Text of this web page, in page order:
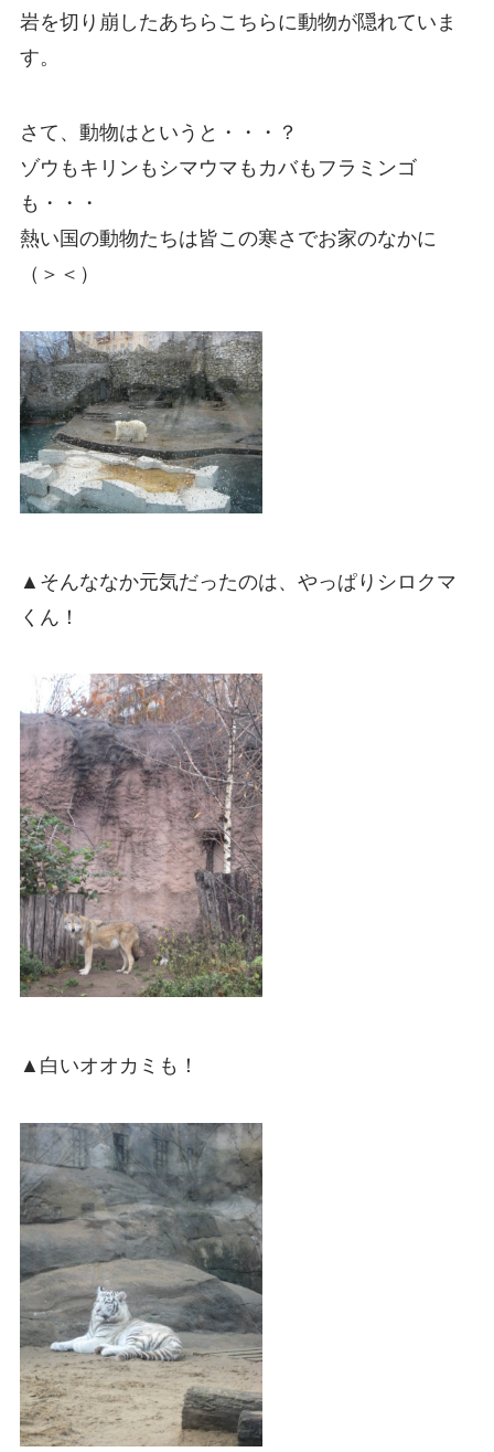
岩を切り崩したあちらこちらに動物が隠れていま
す。
さて、動物はというと・・・？
ゾウもキリンもシマウマもカバもフラミンゴ
も・・・
熱い国の動物たちは皆この寒さでお家のなかに
（＞＜）
▲そんななか元気だったのは、やっぱりシロクマ
くん！
▲白いオオカミも！